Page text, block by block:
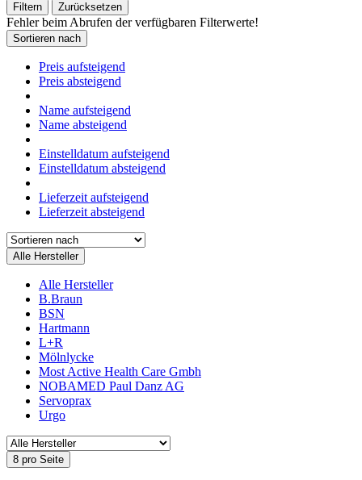
Filtern Zurücksetzen
Fehler beim Abrufen der verfügbaren Filterwerte!
Sortieren nach
Preis aufsteigend
Preis absteigend
Name aufsteigend
Name absteigend
Einstelldatum aufsteigend
Einstelldatum absteigend
Lieferzeit aufsteigend
Lieferzeit absteigend
Alle Hersteller
Alle Hersteller
B.Braun
BSN
Hartmann
L+R
Mölnlycke
Most Active Health Care Gmbh
NOBAMED Paul Danz AG
Servoprax
Urgo
8 pro Seite